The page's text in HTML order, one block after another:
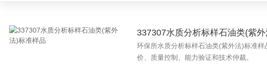
337307水质分析标样石油类(紫
环保所水质分析标样石油类(紫外法)标准
价、质量控制、能力验证和技术仲裁。